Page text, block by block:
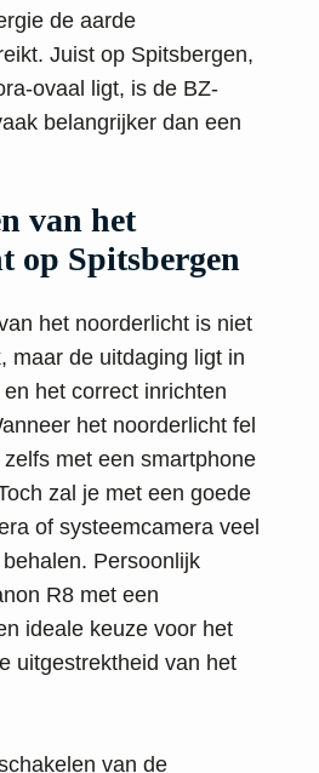
de aarde
Juist op Spitsbergen,
ovaal ligt, is de BZ-
belangrijker dan een
van het
op Spitsbergen
het noorderlicht is niet
maar de uitdaging ligt in
het correct inrichten
het noorderlicht fel
met een smartphone
zal je met een goede
of systeemcamera veel
Persoonlijk
R8 met een
ideale keuze voor het
uitgestrektheid van het
van de